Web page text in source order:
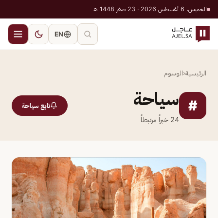
الخميس، 6 أغسطس 2026 · 23 صفر 1448 هـ
EN
الرئيسية‹الوسوم
# سياحة
24 خبراً مرتبطاً
تابع سياحة